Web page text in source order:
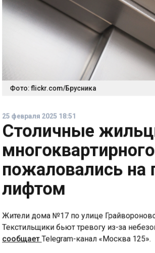
Фото: flickr.com/Брусника
Столичные
пожаловались на
лифтом
Жители дома №17 по улице
Текстильщики бьют тревогу из-за
сообщаетTelegram-канал «Москва 125».